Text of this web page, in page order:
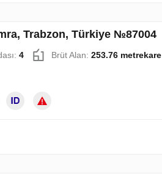
Trabzon, Türkiye №87004
4 Brüt Alan: 253.76 metrekare